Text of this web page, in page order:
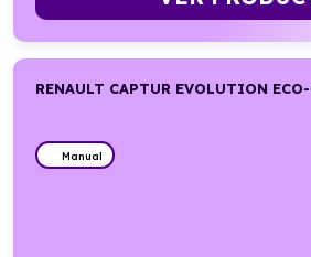
RENAULT CAPTUR EVOLUTION
Manual